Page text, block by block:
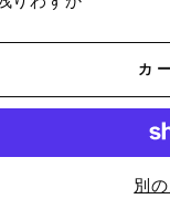
カ
別